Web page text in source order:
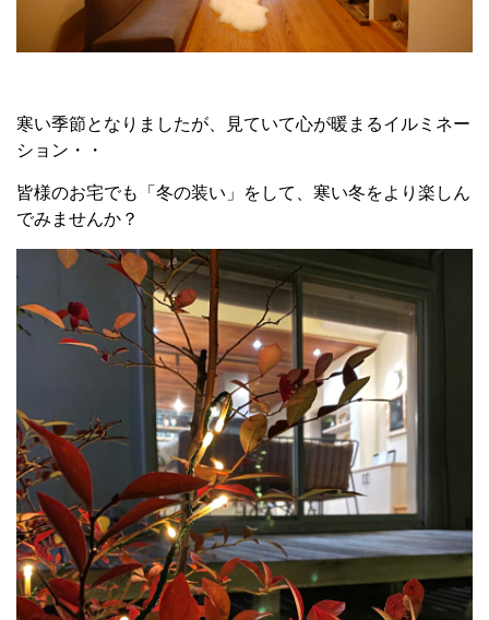
寒い季節となりましたが、見ていて心が暖まるイルミネー
ション・・
皆様のお宅でも「冬の装い」をして、寒い冬をより楽しん
でみませんか？